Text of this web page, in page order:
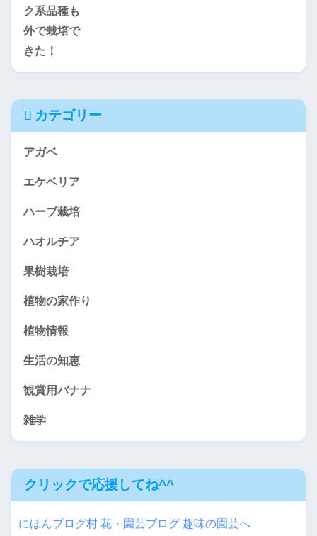
カテゴリー
アガベ
エケベリア
ハーブ栽培
ハオルチア
果樹栽培
植物の家作り
植物情報
生活の知恵
観賞用バナナ
雑学
クリックで応援してね^^
にほんブログ村 花・園芸ブログ 趣味の園芸へ